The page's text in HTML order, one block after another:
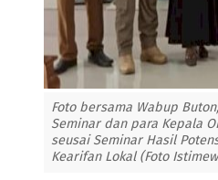
Foto bersama Wabup
Seminar dan para Kepala
seusai Seminar Hasil
Kearifan Lokal (Foto